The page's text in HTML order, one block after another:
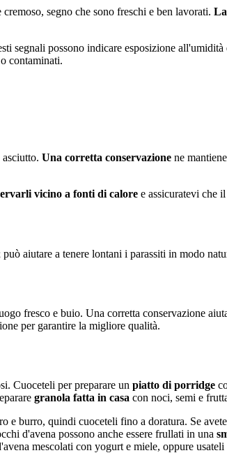
segno che sono freschi e ben lavorati. La
segnali possono indicare esposizione
contaminati.
Una corretta conservazione ne
vicino a fonti di calore e assicuratevi che
aiutare a tenere lontani i parassiti in modo
fresco e buio. Una corretta conservazione
per garantire la migliore qualità.
Cuoceteli per preparare un piatto di porridge
granola fatta in casa con noci, semi e
e burro, quindi cuoceteli fino a doratura. Se
d'avena possono anche essere frullati in una
mescolati con yogurt e miele, oppure